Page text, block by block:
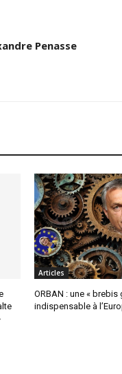
Penasse
Articles
ORBAN : une « brebis
indispensable à